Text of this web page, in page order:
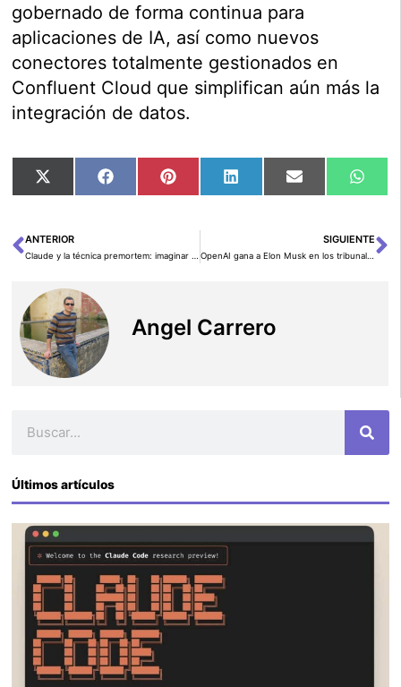
gobernado de forma continua para
aplicaciones de IA, así como nuevos
conectores totalmente gestionados en
Confluent Cloud que simplifican aún más la
integración de datos.
Compartir
en
X
Compartir
en
FacebookCompartir
en
PinterestCompartir
en
LinkedInCompartir
en
Email
en
Ant
ANTERIOR SIGUIENTE
Angel Carrero
Últimos artículos